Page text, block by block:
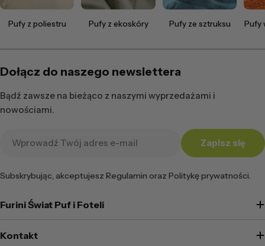
Pufy z poliestru Pufy z ekoskóry Pufy ze sztruksu Pufy
Dołącz do naszego newslettera
Bądź zawsze na bieżąco z naszymi wyprzedażami i
nowościami.
Zapisz się
Subskrybując, akceptujesz Regulamin oraz Politykę prywatności.
Furini Świat Puf i Foteli
Kontakt